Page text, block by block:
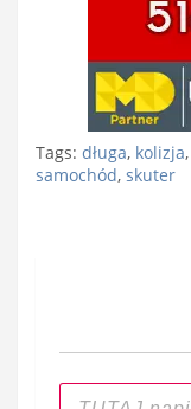
Tags: długa, kolizja,
samochód, skuter